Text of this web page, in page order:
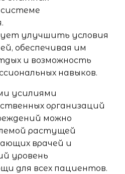
улучшить условия
обеспечивая им
и возможность
навыков.
усилиями
организаций
можно
растущей
врачей и
уровень
для всех пациентов.